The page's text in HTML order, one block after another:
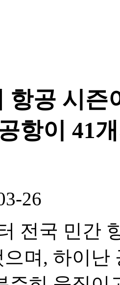
항공 시
항이 41
26
전국 민간
며, 하이난